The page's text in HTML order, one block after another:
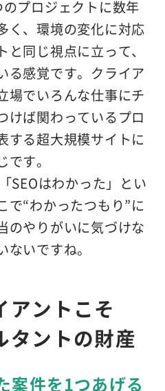
プロジェクトに数年
く、環境の変化に対応
同じ視点に立って、
る感覚です。クライア
場でいろんな仕事にチ
けば関わっているプロ
する超大規模サイトに
す。
SEOはわかった」とい
で“わかったつもり”に
のやりがいに気づけな
いですね。
アントこそ
タントの財産
案件を1つあげる